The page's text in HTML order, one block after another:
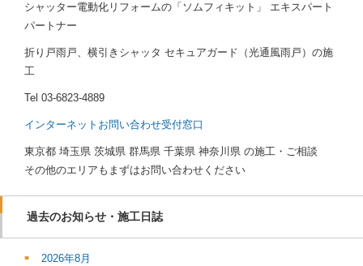
シャッター電動化リフォームの「ソムフィキット」 エキスパート
パートナー
折り戸雨戸、横引きシャッタ セキュアガード（光通風雨戸）の施
工
Tel 03-6823-4889
インターネットお問い合わせ受付窓口
東京都 埼玉県 茨城県 群馬県 千葉県 神奈川県 の施工・ご相談
その他のエリアもまずはお問い合わせください
過去のお知らせ・施工日誌
2026年8月